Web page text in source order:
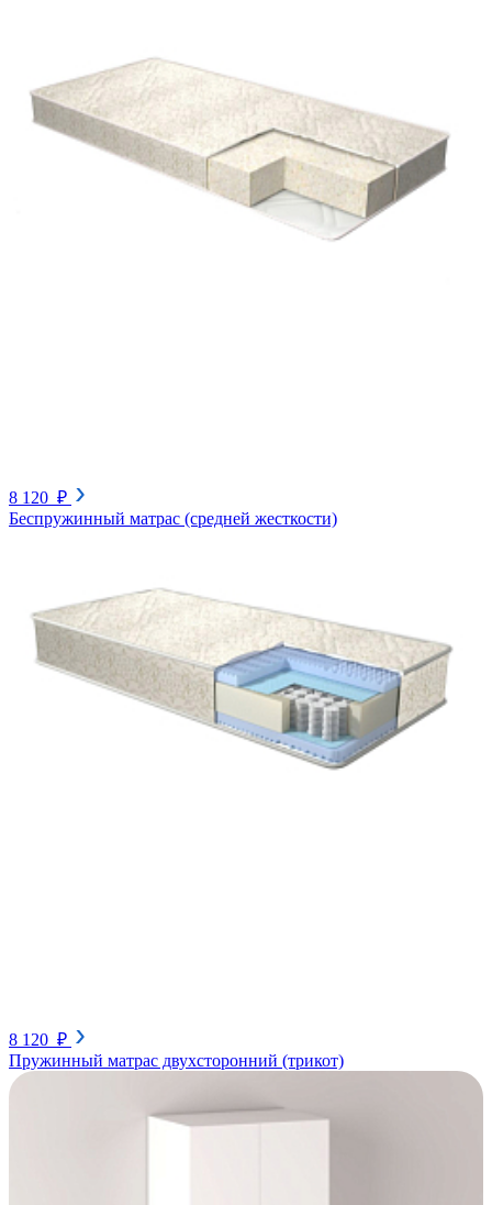
8 120 ₽
Беспружинный матрас (средней жесткости)
8 120 ₽
Пружинный матрас двухсторонний (трикот)